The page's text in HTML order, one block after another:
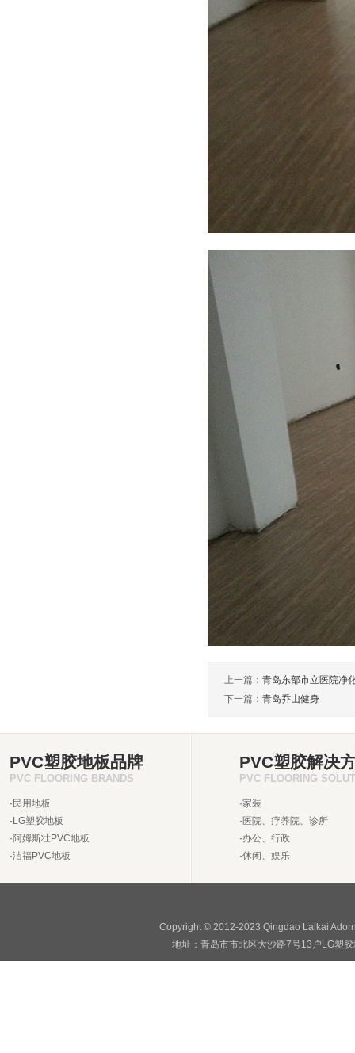
上一篇： 青岛东部市立医院净
下一篇： 青岛乔山健身
PVC塑胶地板品牌
PVC FLOORING BRANDS
· 民用地板
· LG塑胶地板
·阿姆斯壮PVC地板
·洁福PVC地板
PVC塑胶解决
PVC FLOORING
·家装
· 医院、疗养院、诊所
·办公、行政
·休闲、娱乐
Copyright © 2012-2023 Qingdao Laikai
地址：青岛市市北区大沙路7号13户LG